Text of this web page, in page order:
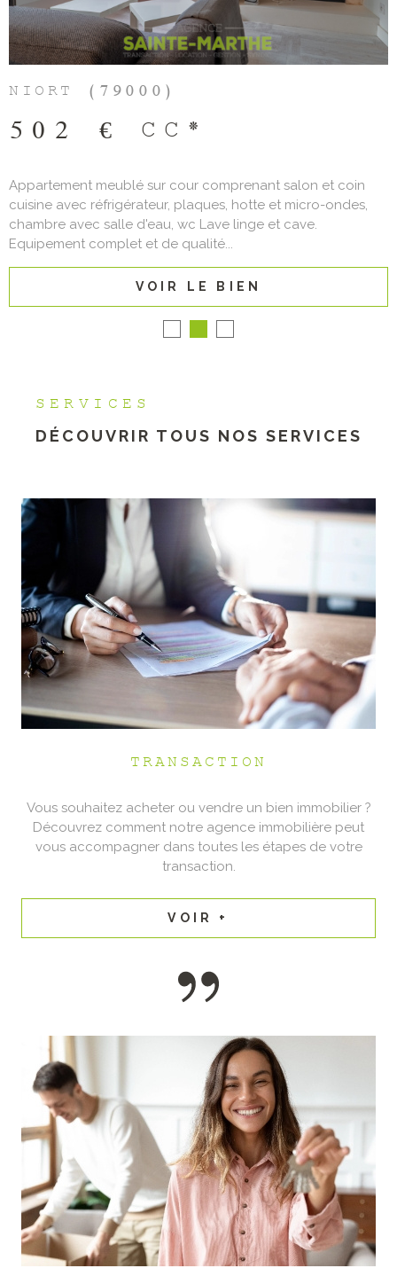
NIORT (79000)
502 € CC*
Appartement meublé sur cour comprenant salon et coin
cuisine avec réfrigérateur, plaques, hotte et micro-ondes,
chambre avec salle d'eau, wc Lave linge et cave.
Equipement complet et de qualité...
VOIR LE BIEN
SERVICES
DÉCOUVRIR TOUS NOS SERVICES
TRANSACTION
Vous souhaitez acheter ou vendre un bien immobilier ?
Découvrez comment notre agence immobilière peut
vous accompagner dans toutes les étapes de votre
transaction.
VOIR +